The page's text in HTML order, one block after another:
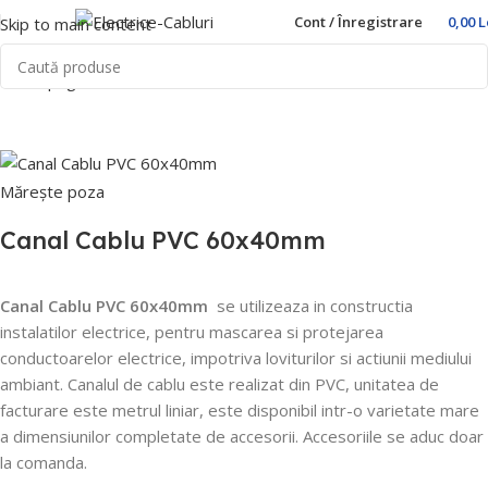
Skip to main content Cont / Înregistrare 0,00
Prima pagină
Mărește poza
Canal Cablu PVC 60x40mm
Canal Cablu PVC 60x40mm se utilizeaza in constructia
instalatilor electrice, pentru mascarea si protejarea
conductoarelor electrice, impotriva loviturilor si actiunii mediului
ambiant. Canalul de cablu este realizat din PVC, unitatea de
facturare este metrul liniar, este disponibil intr-o varietate mare
a dimensiunilor completate de accesorii. Accesoriile se aduc doar
la comanda.